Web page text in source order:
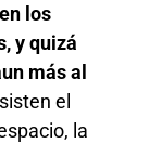
los
y quizá
más al
el
la